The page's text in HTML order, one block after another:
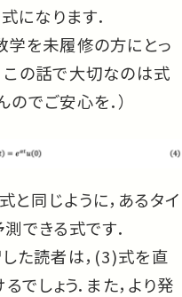
になります．
学を未履修の方にとっ
この話で大切なのは式
でご安心を．）
と同じように，あるタイ
できる式です．
した読者は，(3)式を直
しょう．また，より発